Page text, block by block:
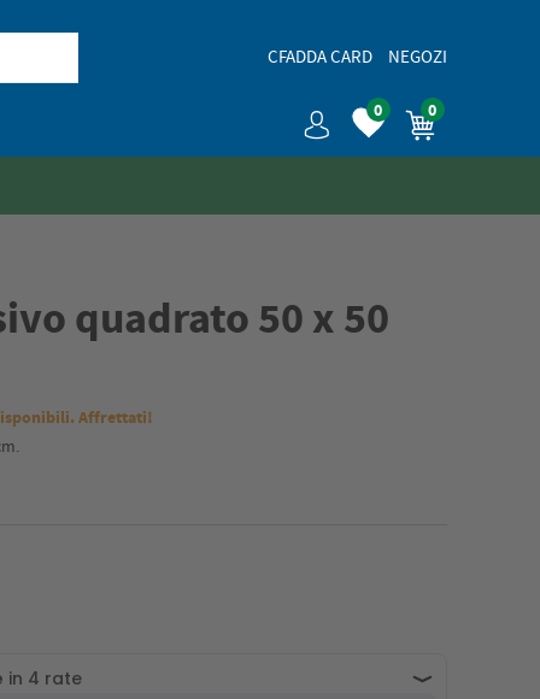
CFADDA CARD NEGOZI
0 0
quadrato 50 x 50
Affrettati!